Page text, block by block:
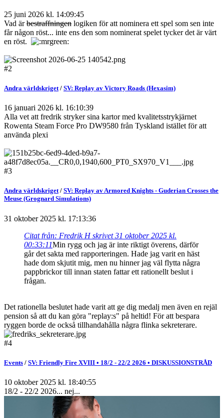
25 juni 2026 kl. 14:09:45
Vad ärbestraffningen logiken för att nominera ett spel som sen inte
får någon röst... inte ens den som nominerat spelet tycker det är värt
en röst.
#2
Andra världskriget/ SV: Replay av Victory Roads (Hexasim)
16 januari 2026 kl. 16:10:39
Alla vet att fredrik stryker sina kartor med kvalitetsstrykjärnet
Rowenta Steam Force Pro DW9580 från Tyskland istället för att
använda plexi
#3
Andra världskriget/ SV: Replay av Armored Knights - Guderian Crosses the
Meuse (Grognard Simulations)
31 oktober 2025 kl. 17:13:36
Citat från: Fredrik H skrivet 31 oktober 2025 kl.
00:33:11Min rygg och jag är inte riktigt överens, därför
går det sakta med rapporteringen. Hade jag varit en häst
hade dom skjutit mig, men nu hinner jag väl flytta några
pappbrickor till innan staten fattar ett rationellt beslut i
frågan.
Det rationella beslutet hade varit att ge dig medalj men även en rejäl
pension så att du kan göra "replay:s" på heltid! För att bespara
ryggen borde de också tillhandahålla några flinka sekreterare.
#4
Events / SV: Friendly Fire XVIII • 18/2 - 22/2 2026 • DISKUSSIONSTRÅD
10 oktober 2025 kl. 18:40:55
18/2 - 22/2 2026... nej...